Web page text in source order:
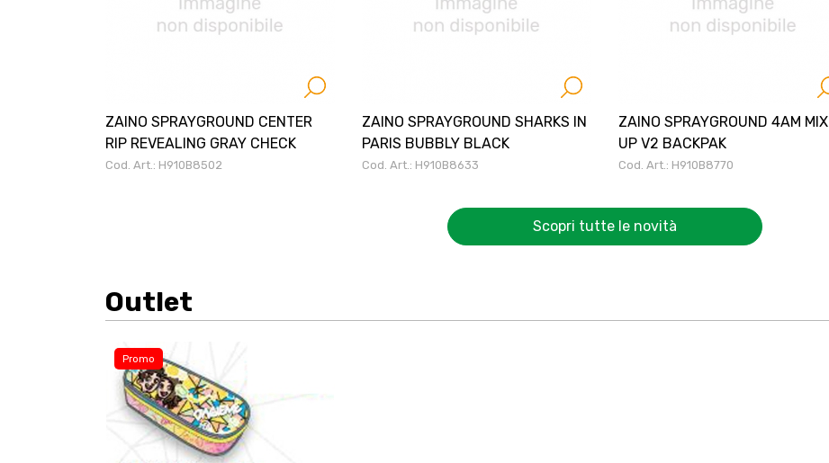
ZAINO SPRAYGROUND CENTER
RIP REVEALING GRAY CHECK
Cod. Art.: H910B8502
ZAINO SPRAYGROUND SHARKS IN
PARIS BUBBLY BLACK
Cod. Art.: H910B8633
ZAINO SPRAYGROUND 4AM MIX
UP V2 BACKPAK
Cod. Art.: H910B8770
Scopri tutte le novità
Outlet
Promo